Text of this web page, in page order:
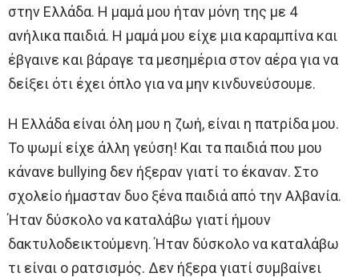
στην Ελλάδα. Η μαμά μου ήταν μόνη της με 4
ανήλικα παιδιά. Η μαμά μου είχε μια καραμπίνα και
έβγαινε και βάραγε τα μεσημέρια στον αέρα για να
δείξει ότι έχει όπλο για να μην κινδυνεύσουμε.
Η Ελλάδα είναι όλη μου η ζωή, είναι η πατρίδα μου.
Το ψωμί είχε άλλη γεύση! Και τα παιδιά που μου
κάνανε bullying δεν ήξεραν γιατί το έκαναν. Στο
σχολείο ήμασταν δυο ξένα παιδιά από την Αλβανία.
Ήταν δύσκολο να καταλάβω γιατί ήμουν
δακτυλοδεικτούμενη. Ήταν δύσκολο να καταλάβω
τι είναι ο ρατσισμός. Δεν ήξερα γιατί συμβαίνει